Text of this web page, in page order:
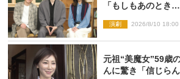
「もしもあのと
思い
演劇 2026/8/10 18:00
元祖“美魔女”59歳
んに驚き「信じらん